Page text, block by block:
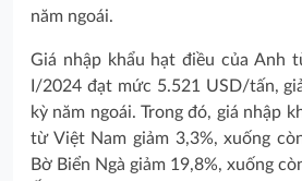
năm ngoái.
Giá nhập khẩu hạt điều của Anh
I/2024 đạt mức 5.521 USD/tấn,
kỳ năm ngoái. Trong đó, giá nhập
từ Việt Nam giảm 3,3%, xuống
Bờ Biển Ngà giảm 19,8%, xuống